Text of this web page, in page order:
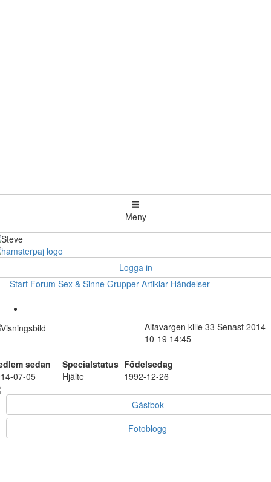
Meny
Logga in
Start Forum Sex & Sinne Grupper Artiklar Händelser
Alfavargen kille 33 Senast 2014-
10-19 14:45
sedan Specialstatus Födelsedag
07-05
Hjälte 1992-12-26
Gästbok
Fotoblogg